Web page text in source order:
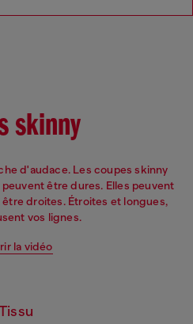
skinny
d'audace. Les coupes skinny
être dures. Elles peuvent
droites. Étroites et longues,
vos lignes.
la vidéo